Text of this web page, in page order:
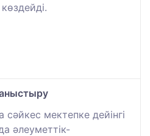
мектепке дейінгі
әлеуметтік-